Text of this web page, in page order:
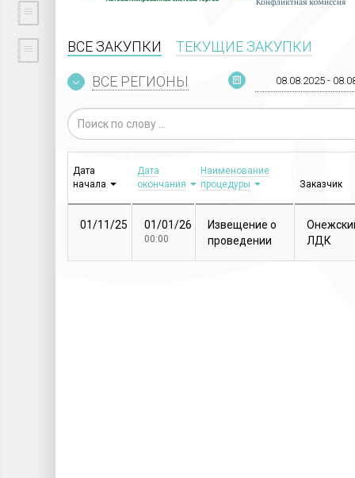
ВСЕ ЗАКУПКИ ТЕКУЩИЕ ЗАКУПКИ
ВСЕ РЕГИОНЫ
Дата
начала
Дата
окончания
Наименование
процедуры
Заказчик
01/11/25 01/01/26
00:00
Извещение о
проведении
ЛДК